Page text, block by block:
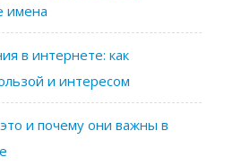
имена
в интернете: как
и интересом
и почему они важны в